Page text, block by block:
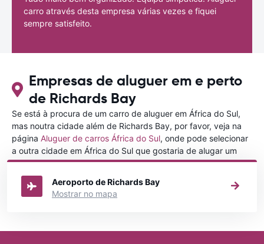
carro através desta empresa várias vezes e fiquei
sempre satisfeito.
Empresas de aluguer em e perto
de Richards Bay
Se está à procura de um carro de aluguer em África do Sul,
mas noutra cidade além de Richards Bay, por favor, veja na
página Aluguer de carros África do Sul, onde pode selecionar
a outra cidade em África do Sul que gostaria de alugar um
carro
Aeroporto de Richards Bay
Mostrar no mapa